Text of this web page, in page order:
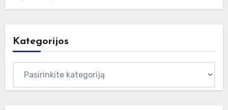
Kategorijos